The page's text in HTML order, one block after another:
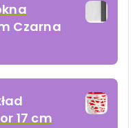
Czarna
17 cm